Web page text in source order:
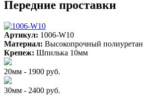
Передние проставки
Артикул: 1006-W10
Материал: Высокопрочный полиуретан
Крепеж: Шпилька 10мм
20мм - 1900 руб.
30мм - 2400 руб.